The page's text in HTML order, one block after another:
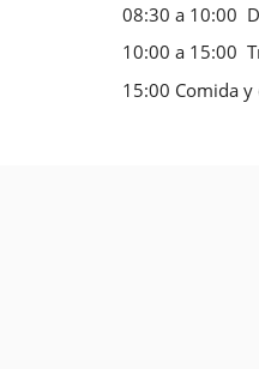
08:30 a 10:00
10:00 a 15:00
15:00 Comida y